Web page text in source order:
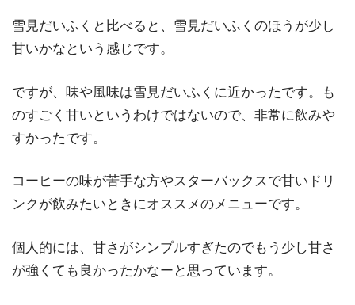
雪見だいふくと比べると、雪見だいふくのほうが少し
甘いかなという感じです。
ですが、味や風味は雪見だいふくに近かったです。も
のすごく甘いというわけではないので、非常に飲みや
すかったです。
コーヒーの味が苦手な方やスターバックスで甘いドリ
ンクが飲みたいときにオススメのメニューです。
個人的には、甘さがシンプルすぎたのでもう少し甘さ
が強くても良かったかなーと思っています。